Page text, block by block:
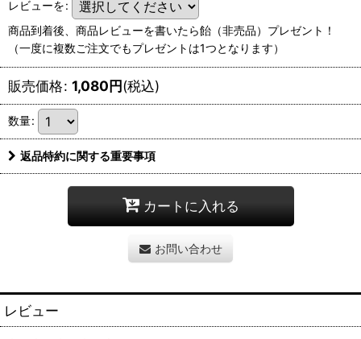
レビューを:
商品到着後、商品レビューを書いたら飴（非売品）プレゼント！
（一度に複数ご注文でもプレゼントは1つとなります）
販売価格: 1,080円(税込)
数量:
返品特約に関する重要事項
カートに入れる
お問い合わせ
レビュー